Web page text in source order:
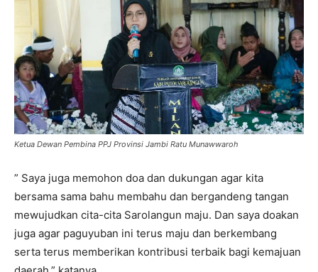
Ketua Dewan Pembina PPJ Provinsi Jambi Ratu Munawwaroh
” Saya juga memohon doa dan dukungan agar kita
bersama sama bahu membahu dan bergandeng tangan
mewujudkan cita-cita Sarolangun maju. Dan saya doakan
juga agar paguyuban ini terus maju dan berkembang
serta terus memberikan kontribusi terbaik bagi kemajuan